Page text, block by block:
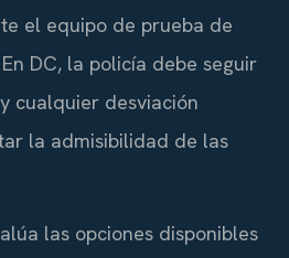
el equipo de prueba de
DC, la policía debe seguir
cualquier desviación
la admisibilidad de las
las opciones disponibles